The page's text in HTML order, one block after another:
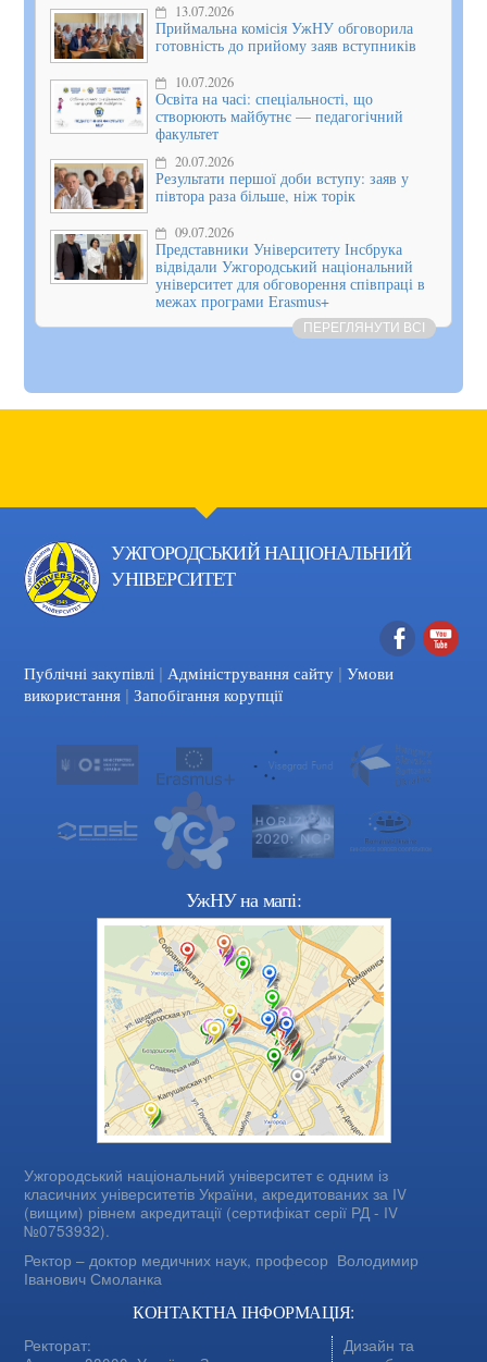
13.07.2026
Приймальна комісія УжНУ обговорила
готовність до прийому заяв вступників
10.07.2026
Освіта на часі: спеціальності, що
створюють майбутнє — педагогічний
факультет
20.07.2026
Результати першої доби вступу: заяв у
півтора раза більше, ніж торік
09.07.2026
Представники Університету Інсбрука
відвідали Ужгородський національний
університет для обговорення співпраці в
межах програми Erasmus+
ПЕРЕГЛЯНУТИ ВСІ
УЖГОРОДСЬКИЙ НАЦІОНАЛЬНИЙ
УНІВЕРСИТЕТ
Facebook
Публічні закупівлі | Адміністрування сайту | Умови
використання | Запобігання корупції
УжНУ на мапі:
Ужгородський національний університет є одним із
класичних університетів України, акредитованих за IV
(вищим) рівнем акредитації (сертифікат серії РД - IV
№0753932).
Ректор – доктор медичних наук, професор Володимир
Іванович Смоланка
КОНТАКТНА ІНФОРМАЦІЯ:
Ректорат:
Дизайн та